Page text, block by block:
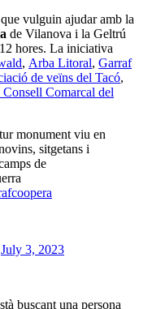
que vulguin ajudar amb la
de Vilanova i la Geltrú
hores. La iniciativa
, Arba Litoral, Garraf
de veïns del Tacó,
Consell Comarcal del
monument viu en
sitgetans i
de
July 3, 2023
buscant una persona